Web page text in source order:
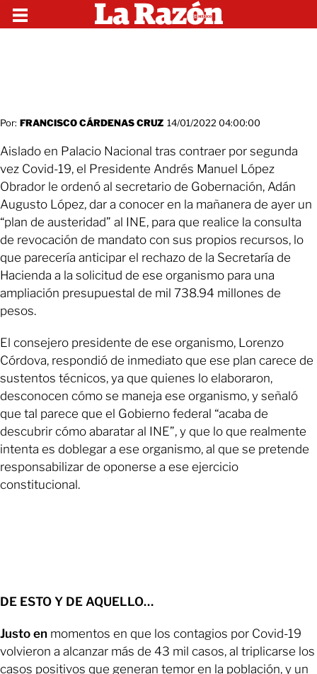
Por: FRANCISCO CÁRDENAS CRUZ 14/01/2022 04:00:00
Aislado en Palacio Nacional tras contraer por segunda
vez Covid-19, el Presidente Andrés Manuel López
Obrador le ordenó al secretario de Gobernación, Adán
Augusto López, dar a conocer en la mañanera de ayer un
“plan de austeridad” al INE, para que realice la consulta
de revocación de mandato con sus propios recursos, lo
que parecería anticipar el rechazo de la Secretaría de
Hacienda a la solicitud de ese organismo para una
ampliación presupuestal de mil 738.94 millones de
pesos.
El consejero presidente de ese organismo, Lorenzo
Córdova, respondió de inmediato que ese plan carece de
sustentos técnicos, ya que quienes lo elaboraron,
desconocen cómo se maneja ese organismo, y señaló
que tal parece que el Gobierno federal “acaba de
descubrir cómo abaratar al INE”, y que lo que realmente
intenta es doblegar a ese organismo, al que se pretende
responsabilizar de oponerse a ese ejercicio
constitucional.
DE ESTO Y DE AQUELLO…
Justo en momentos en que los contagios por Covid-19
volvieron a alcanzar más de 43 mil casos, al triplicarse los
casos positivos que generan temor en la población, y un